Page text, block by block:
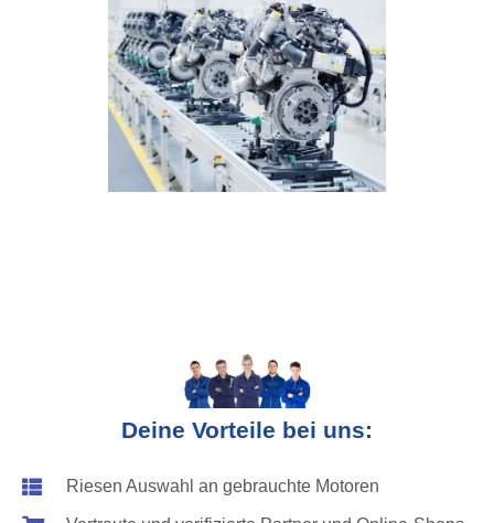
Deine Vorteile bei uns:
Riesen Auswahl an gebrauchte Motoren